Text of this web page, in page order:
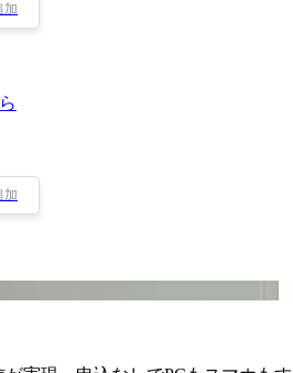
加
加